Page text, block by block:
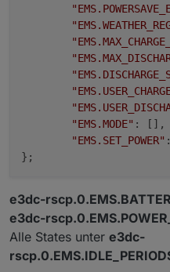
"EMS.MODE" : [],
"EMS.SET_POWER"
e3dc-
e3dc-
Alle States unter e3dc-